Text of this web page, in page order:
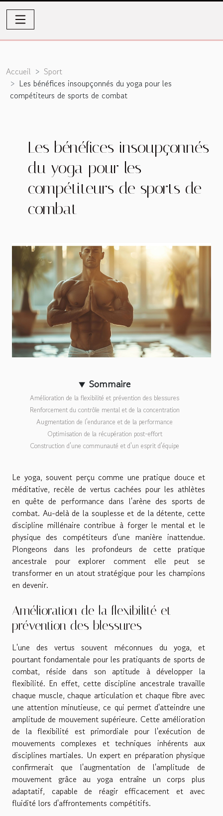
Accueil
Sport
Les bénéfices insoupçonnés du yoga pour les
compétiteurs de sports de combat
Les bénéfices insoupçonnés
du yoga pour les
compétiteurs de sports de
combat
Sommaire
Amélioration de la flexibilité et prévention des blessures
Renforcement du contrôle mental et de la concentration
Augmentation de l'endurance et de la performance
Optimisation de la récupération post-effort
Construction d'une communauté et d'un esprit d'équipe
Le yoga, souvent perçu comme une pratique douce et
méditative, recèle de vertus cachées pour les athlètes
en quête de performance dans l'arène des sports de
combat. Au-delà de la souplesse et de la détente, cette
discipline millénaire contribue à forger le mental et le
physique des compétiteurs d'une manière inattendue.
Plongeons dans les profondeurs de cette pratique
ancestrale pour explorer comment elle peut se
transformer en un atout stratégique pour les champions
en devenir.
Amélioration de la flexibilité et
prévention des blessures
L'une des vertus souvent méconnues du yoga, et
pourtant fondamentale pour les pratiquants de sports de
combat, réside dans son aptitude à développer la
flexibilité. En effet, cette discipline ancestrale travaille
chaque muscle, chaque articulation et chaque fibre avec
une attention minutieuse, ce qui permet d'atteindre une
amplitude de mouvement supérieure. Cette amélioration
de la flexibilité est primordiale pour l'exécution de
mouvements complexes et techniques inhérents aux
disciplines martiales. Un expert en préparation physique
confirmerait que l'augmentation de l'amplitude de
mouvement grâce au yoga entraîne un corps plus
adaptatif, capable de réagir efficacement et avec
fluidité lors d'affrontements compétitifs.